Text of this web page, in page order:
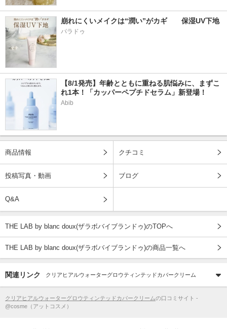
崩れにくいメイクは“潤い”がカギ　　保湿UV下地
パラドゥ
【8/1発売】年齢とともに重ねる肌悩みに、まずこ
れ1本！「カッパーペプチドセラム」新登場！
Abib
商品情報 クチコミ
投稿写真・動画 ブログ
Q&A
THE LAB by blanc doux(ザラボバイブランドゥ)のTOPへ
THE LAB by blanc doux(ザラボバイブランドゥ)の商品一覧へ
関連リンク クリアヒアルウォーターグロウティンテッドカバークリーム
クリアヒアルウォーターグロウティンテッドカバークリームの口コミサイト -
@cosme（アットコスメ）